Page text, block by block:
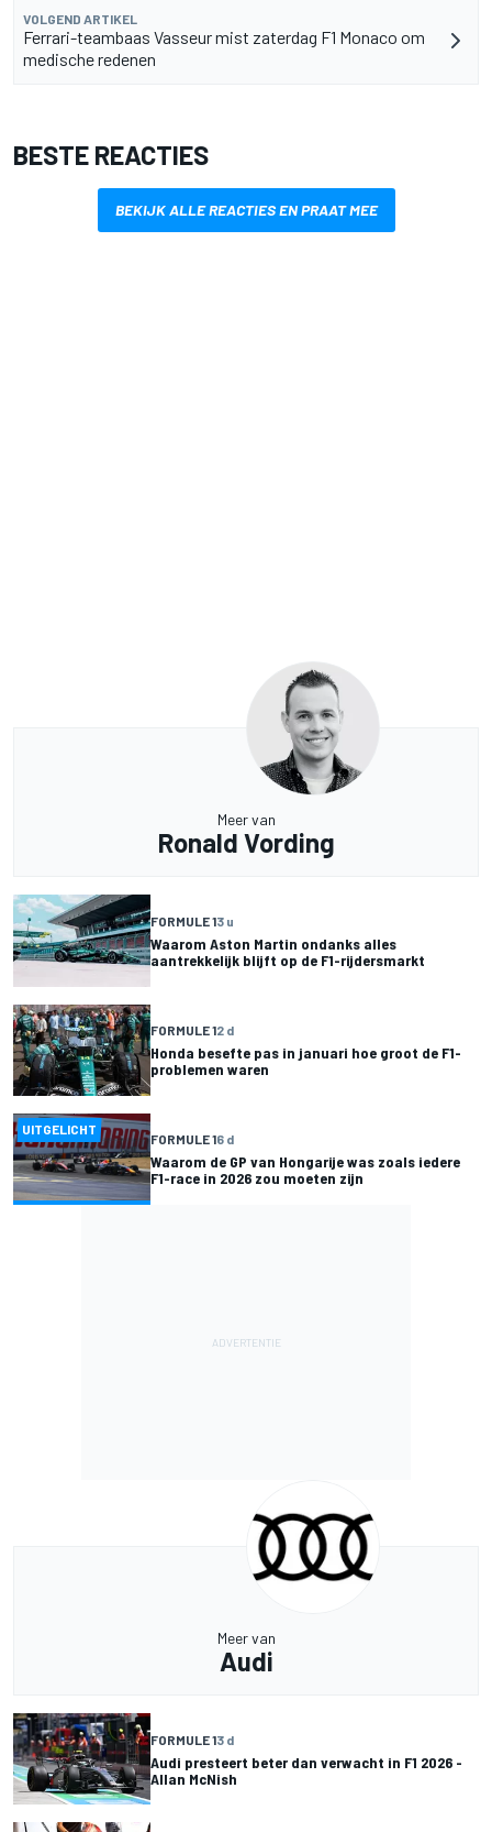
VOLGEND ARTIKEL
Ferrari-teambaas Vasseur mist zaterdag F1 Monaco om
medische redenen
BESTE REACTIES
BEKIJK ALLE REACTIES EN PRAAT MEE
Meer van
Ronald Vording
FORMULE 13 u
Waarom Aston Martin ondanks alles
aantrekkelijk blijft op de F1-rijdersmarkt
FORMULE 12 d
Honda besefte pas in januari hoe groot de F1-
problemen waren
UITGELICHT
FORMULE 16 d
Waarom de GP van Hongarije was zoals iedere
F1-race in 2026 zou moeten zijn
Meer van
Audi
FORMULE 13 d
Audi presteert beter dan verwacht in F1 2026 -
Allan McNish